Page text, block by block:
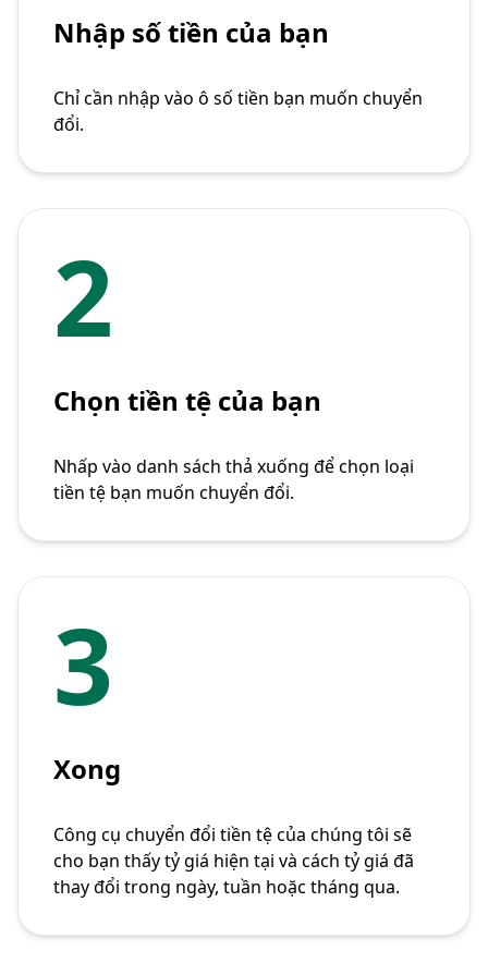
Nhập số tiền của bạn
Chỉ cần nhập vào ô số tiền bạn muốn chuyển
đổi.
2
Chọn tiền tệ của bạn
Nhấp vào danh sách thả xuống để chọn loại
tiền tệ bạn muốn chuyển đổi.
3
Xong
Công cụ chuyển đổi tiền tệ của chúng tôi sẽ
cho bạn thấy tỷ giá hiện tại và cách tỷ giá đã
thay đổi trong ngày, tuần hoặc tháng qua.